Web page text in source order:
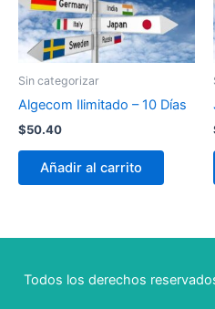
Sin categorizar
Algecom Ilimitado – 10 Días
$50.40
Añadir al carrito
Todos los derechos